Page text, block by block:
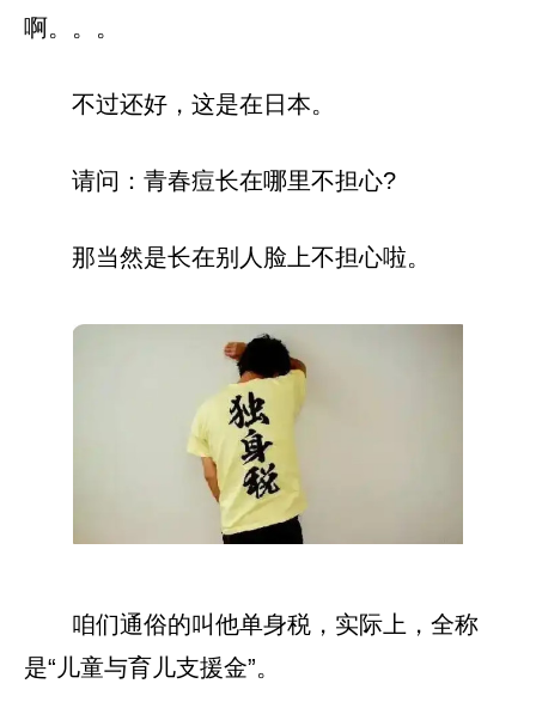
啊。。。
不过还好，这是在日本。
请问：青春痘长在哪里不担心?
那当然是长在别人脸上不担心啦。
咱们通俗的叫他单身税，实际上，全称
是“儿童与育儿支援金”。